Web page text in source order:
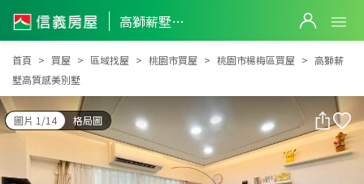
高獅薪墅高質感美別墅
高獅薪墅高質感美別墅
首頁 買屋 區域找屋 桃園市買屋 桃園市楊梅區買屋
高獅薪
墅高質感美別墅
圖片 1/14 格局圖